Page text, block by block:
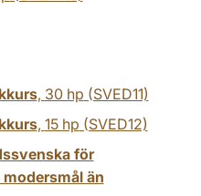
, 30 hp (SVED11)
, 15 hp (SVED12)
för
än